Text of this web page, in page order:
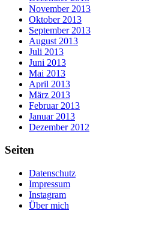
November 2013
Oktober 2013
September 2013
August 2013
Juli 2013
Juni 2013
Mai 2013
April 2013
März 2013
Februar 2013
Januar 2013
Dezember 2012
Seiten
Datenschutz
Impressum
Instagram
Über mich